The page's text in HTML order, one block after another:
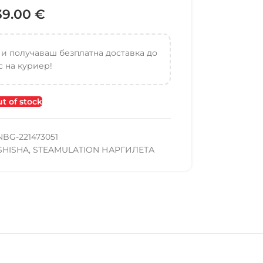
€
получаваш безплатна доставка до
на куриер!
of stock
221473051
, STEAMULATION НАРГИЛЕТА